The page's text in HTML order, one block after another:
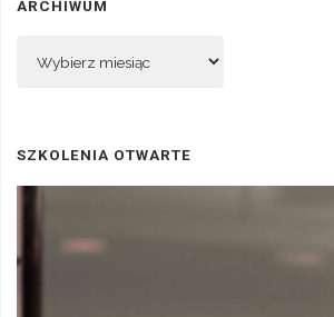
ARCHIWUM
SZKOLENIA OTWARTE